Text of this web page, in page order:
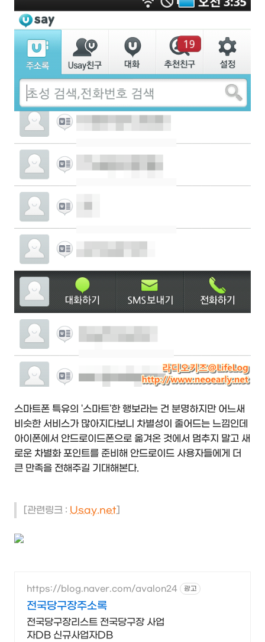
스마트폰 특유의 '스마트'한 행보라는 건 분명하지만 어느새
비슷한 서비스가 많아지다보니 차별성이 줄어드는 느낌인데
아이폰에서 안드로이드폰으로 옮겨온 것에서 멈추지 말고 새
로운 차별화 포인트를 준비해 안드로이드 사용자들에게 더
큰 만족을 전해주길 기대해본다.
[관련링크 : Usay.net]
https://blog.naver.com/avalon24 광고
전국당구장주소록
전국당구장리스트 전국당구장 사업
자DB 신규사업자DB